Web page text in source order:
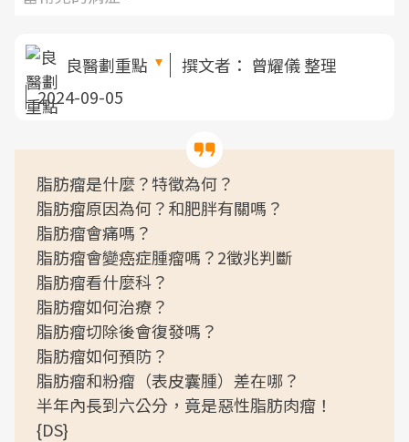
良醫劃重點 撰文者： 曾耀儀 整理
2024-09-05
脂肪瘤是什麼？特徵為何？
脂肪瘤原因為何？和肥胖有關嗎？
脂肪瘤會痛嗎？
脂肪瘤會變癌症腫瘤嗎？2徵兆判斷
脂肪瘤看什麼科？
脂肪瘤如何治療？
脂肪瘤切除後會復發嗎？
脂肪瘤如何預防？
脂肪瘤和粉瘤（表皮囊腫）差在哪？
半年內長到六公分，竟是惡性脂肪肉瘤！
{DS}